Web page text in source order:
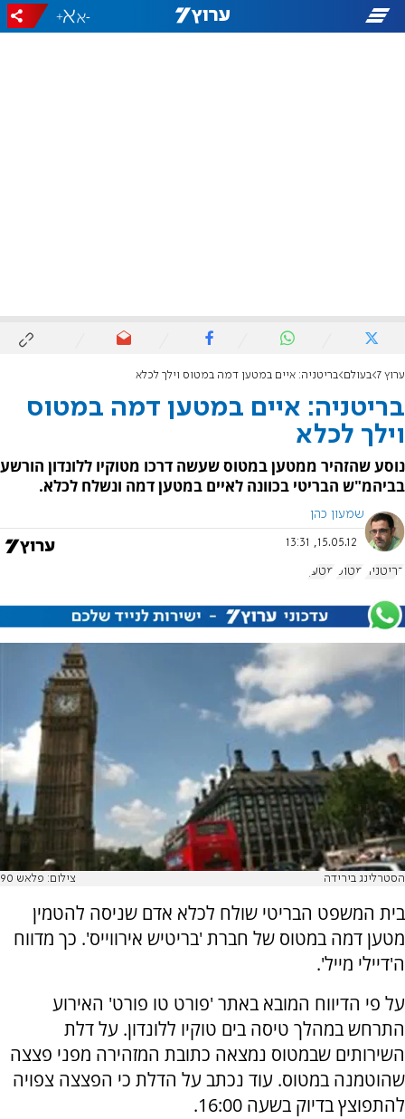
-
+
ערוץ 7 בעולם בריטניה: איים במטען דמה במטוס וילך לכלא
בריטניה: איים במטען דמה במטוס
וילך לכלא
נוסע שהזהיר ממטען במטוס שעשה דרכו מטוקיו ללונדון הורשע
בביהמ"ש הבריטי בכוונה לאיים במטען דמה ונשלח לכלא.
שמעון כהן
15.05.12, 13:31
בריטניה מטוס מטען
הסטרלינג בירידה צילום: פלאש 90
בית המשפט הבריטי שולח לכלא אדם שניסה להטמין
מטען דמה במטוס של חברת 'בריטיש אירווייס'. כך מדווח
ה'דיילי מייל'.
על פי הדיווח המובא באתר 'פורט טו פורט' האירוע
התרחש במהלך טיסה בים טוקיו ללונדון. על דלת
השירותים שבמטוס נמצאה כתובת המזהירה מפני פצצה
שהוטמנה במטוס. עוד נכתב על הדלת כי הפצצה צפויה
להתפוצץ בדיוק בשעה 16:00.